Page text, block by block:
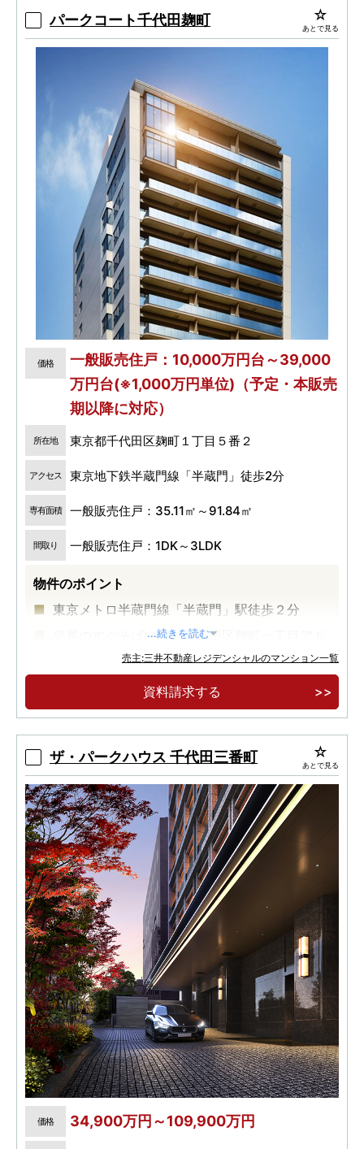
３邸登場
パークコート千代田麹町 あとで見る
価格
一般販売住戸：10,000万円台～39,000
万円台(※1,000万円単位)（予定・本販売
期以降に対応）
所在地 東京都千代田区麹町１丁目５番２
アクセス 東京地下鉄半蔵門線「半蔵門」徒歩2分
専有面積 一般販売住戸：35.11㎡～91.84㎡
間取り 一般販売住戸：1DK～3LDK
物件のポイント
東京メトロ半蔵門線「半蔵門」駅徒歩２分
皇居のすぐそばに佇む千代田区麹町一丁目アド
約７０年定期転借地権付マンション
...続きを読む
売主:三井不動産レジデンシャルのマンション一覧
資料請求する
ザ・パークハウス 千代田三番町 あとで見る
価格 34,900万円～109,900万円